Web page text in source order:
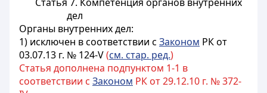
дел
Органы внутренних дел:
1) исключен в соответствии с Законом РК от
03.07.13 г. № 124-V(см. стар. ред.)
Статья дополнена подпунктом 1-1 в
соответствии с Законом РК от 29.12.10 г. № 372-